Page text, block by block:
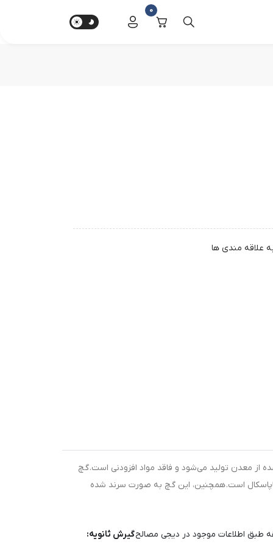
0
علاقه مندی ها
از معدن تولید می‌شود و فاقد مواد افزودنی است. گچ
گیرش اولیه 6 تا 8 دقیقه و گیرش ثانویه 15 تا 18 دقیقه است. مقاومت فشاری آن 70 مگاپاسکال و مقاومت خمشی آن 30 مگاپاسکال است. همچنین، این گچ به صورت سرند شده
گیرش ثانویه: